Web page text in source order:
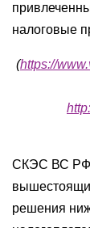
налоговые
(https://
СКЭС ВС РФ
решения